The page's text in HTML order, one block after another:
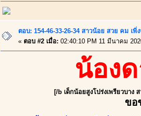
ตอบ: 154-46-33-26-34 สาวน้อย สวย คม เ
« ตอบ #2 เมื่อ: 02:40:10 PM 11 มีนาคม
น้อง
[/b เด็กน้อยสูงโปร่งเพรียวบา
ขอ